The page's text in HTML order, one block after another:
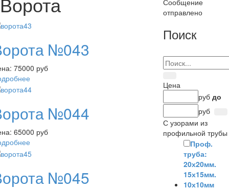
№043
75000 руб
№044
65000 руб
№045
отправлено
Поиск
Цена
руб до
руб
С узорами из
профильной трубы
Проф.
труба:
20х20мм.
15х15мм.
10х10мм